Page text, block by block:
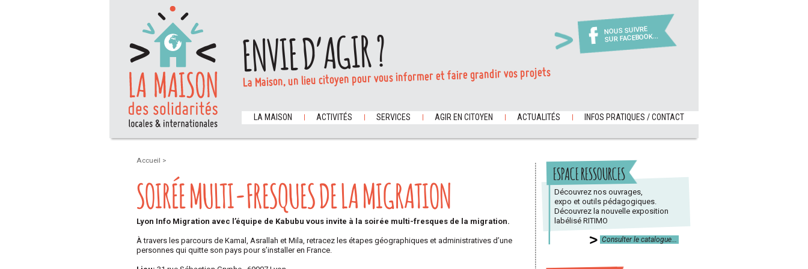
NOUS SUIVRE
SUR FACEBOOK...
ENVIE D’AGIR ?
La Maison, un lieu citoyen pour vous informer et faire grandir vos projets
LA MAISON ACTIVITÉS SERVICES AGIR EN CITOYEN ACTUALITÉS INFOS PRATIQUES / CONTACT
Accueil >
SOIRÉE MULTI-FRESQUES DE LA MIGRATION
Lyon Info Migration avec l’équipe de Kabubu vous invite à la soirée multi-fresques de la migration.
À travers les parcours de Kamal, Asrallah et Mila, retracez les étapes géographiques et administratives d’une
personnes qui quitte son pays pour s’installer en France.
ESPACE RESSOURCES
Découvrez nos ouvrages,
expo et outils pédagogiques.
Découvrez la nouvelle exposition
labélisé RITIMO
Consulter le catalogue...